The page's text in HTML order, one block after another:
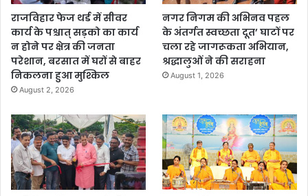
राजविहार फेज थर्ड में सीवर
कार्य के पश्चात् सड़को का कार्य
न होने पर क्षेत्र की जनता
परेशान, बरसात में घरों से बाहर
निकलना हुआ मुश्किल
August 2, 2026
नगर निगम की अभिनव पहल
के अंतर्गत स्वच्छता दूत’ घाटों पर
चला रहे जागरूकता अभियान,
श्रद्धालुओं ने की सराहना
August 1, 2026